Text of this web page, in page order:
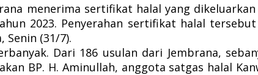
menerima sertifikat halal yang
2023. Penyerahan sertifikat halal
Senin (31/7).
Dari 186 usulan dari Jembrana,
BP. H. Aminullah, anggota satgas halal